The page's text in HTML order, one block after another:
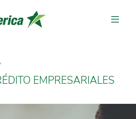
EMPRESARIALES